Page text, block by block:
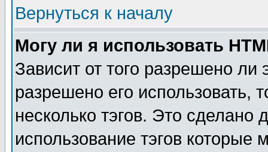
Вернуться к началу
Могу ли я использовать
Зависит от того разрешено
разрешено его использовать,
несколько тэгов. Это сделано
использование тэгов